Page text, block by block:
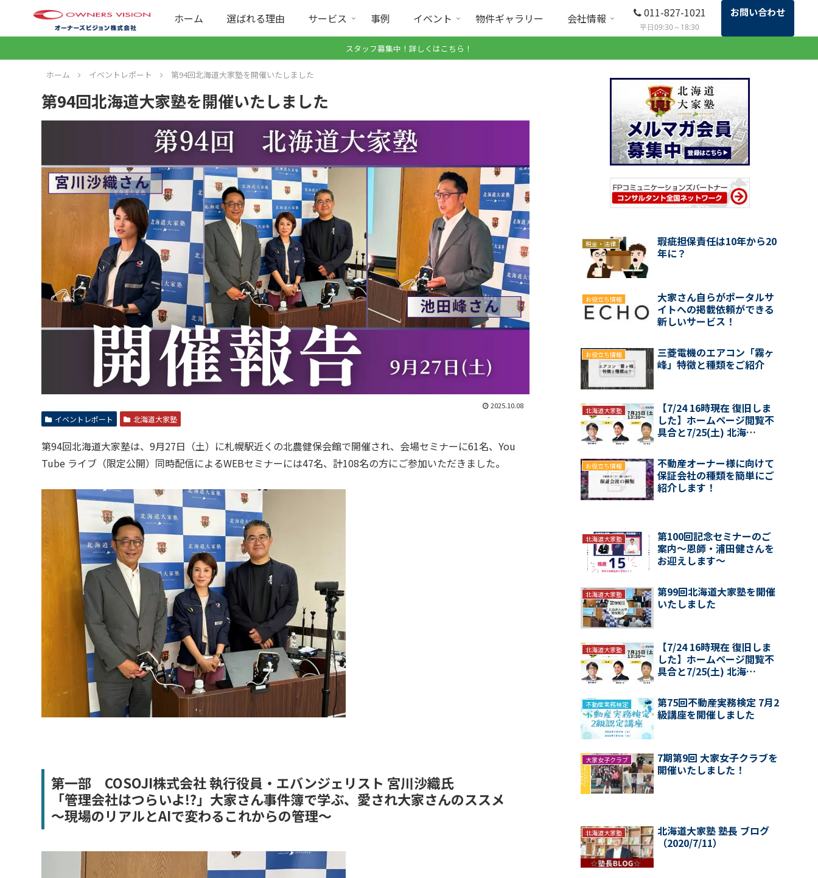
ホーム 選ばれる理由 サービス 事例 イベント 物件ギャラリー 会社情報 011-827-1021
平日09:30～18:30
お問い合わせ
スタッフ募集中！詳しくはこちら！
ホーム イベントレポート 第94回北海道大家塾を開催いたしました
第94回北海道大家塾を開催いたしました
2025.10.08
イベントレポート 北海道大家塾
第94回北海道大家塾は、9月27日（土）に札幌駅近くの北農健保会館で開催され、会場セミナーに61名、You
Tube ライブ（限定公開）同時配信によるWEBセミナーには47名、計108名の方にご参加いただきました。
第一部 COSOJI株式会社 執行役員・エバンジェリスト 宮川沙織氏
「管理会社はつらいよ!?」大家さん事件簿で学ぶ、愛され大家さんのススメ
〜現場のリアルとAIで変わるこれからの管理〜
税金・法律
瑕疵担保責任は10年から20
年に？
お役立ち情報
大家さん自らがポータルサ
イトへの掲載依頼ができる
新しいサービス！
お役立ち情報
三菱電機のエアコン「霧ヶ
峰」特徴と種類をご紹介
北海道大家塾
【7/24 16時現在 復旧しま
した】ホームページ閲覧不
具合と7/25(土) 北海…
お役立ち情報
不動産オーナー様に向けて
保証会社の種類を簡単にご
紹介します！
北海道大家塾
第100回記念セミナーのご
案内〜恩師・浦田健さんを
お迎えします〜
北海道大家塾
第99回北海道大家塾を開催
いたしました
北海道大家塾
【7/24 16時現在 復旧しま
した】ホームページ閲覧不
具合と7/25(土) 北海…
不動産実務検定
第75回不動産実務検定 7月2
級講座を開催しました
大家女子クラブ
7期第9回 大家女子クラブを
開催いたしました！
北海道大家塾
北海道大家塾 塾長 ブログ
（2020/7/11）